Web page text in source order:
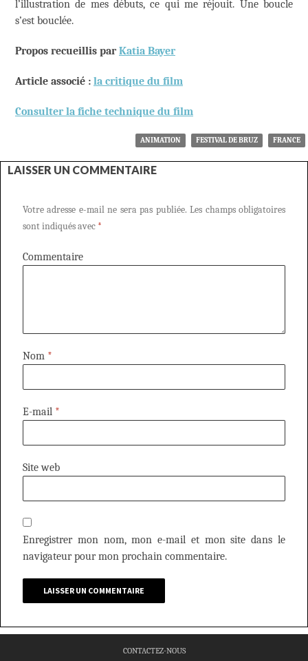
l’illustration de mes débuts, ce qui me réjouit. Une boucle
s’est bouclée.
Propos recueillis parKatia Bayer
Article associé : la critique du film
Consulter la fiche technique du film
ANIMATION FESTIVAL DE BRUZ FRANCE
LAISSER UN COMMENTAIRE
Votre adresse e-mail ne sera pas publiée. Les champs obligatoires
sont indiqués avec *
Commentaire
Nom *
E-mail *
Site web
Enregistrer mon nom, mon e-mail et mon site dans le
navigateur pour mon prochain commentaire.
CONTACTEZ-NOUS